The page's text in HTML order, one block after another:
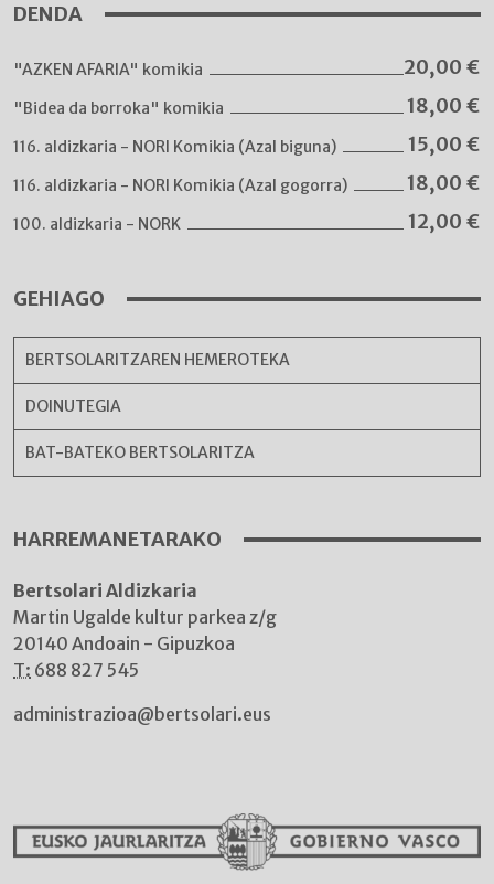
DENDA
"AZKEN AFARIA" komikia 20,00 €
"Bidea da borroka" komikia 18,00 €
116. aldizkaria - NORI Komikia (Azal biguna) 15,00 €
116. aldizkaria - NORI Komikia (Azal gogorra) 18,00 €
100. aldizkaria - NORK 12,00 €
GEHIAGO
BERTSOLARITZAREN HEMEROTEKA
DOINUTEGIA
BAT-BATEKO BERTSOLARITZA
HARREMANETARAKO
Bertsolari Aldizkaria
Martin Ugalde kultur parkea z/g
20140 Andoain - Gipuzkoa
T: 688 827 545
administrazioa@bertsolari.eus